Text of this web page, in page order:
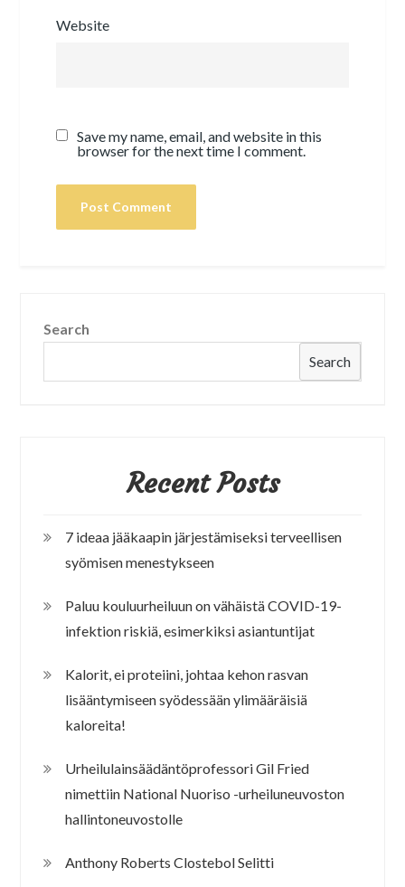
Website
Save my name, email, and website in this
browser for the next time I comment.
Search
Search
Recent Posts
7 ideaa jääkaapin järjestämiseksi terveellisen
syömisen menestykseen
Paluu kouluurheiluun on vähäistä COVID-19-
infektion riskiä, esimerkiksi asiantuntijat
Kalorit, ei proteiini, johtaa kehon rasvan
lisääntymiseen syödessään ylimääräisiä
kaloreita!
Urheilulainsäädäntöprofessori Gil Fried
nimettiin National Nuoriso -urheiluneuvoston
hallintoneuvostolle
Anthony Roberts Clostebol Selitti